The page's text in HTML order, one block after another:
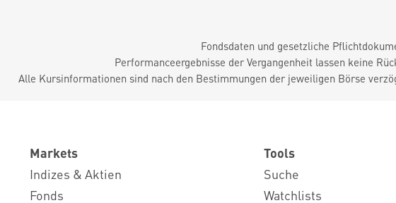
Fondsdaten und gesetzliche
Performanceergebnisse der Vergangenheit lassen keine
Alle Kursinformationen sind nach den Bestimmungen der jeweiligen Börse
Markets
Indizes & Aktien
Fonds
Tools
Suche
Watchlists